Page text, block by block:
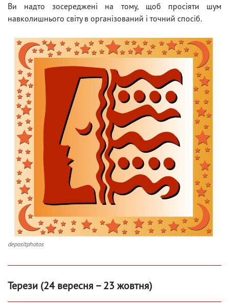
Ви надто зосереджені на тому, щоб просіяти шум
навколишнього світу в організований і точний спосіб.
depositphotos
Терези (24 вересня – 23 жовтня)